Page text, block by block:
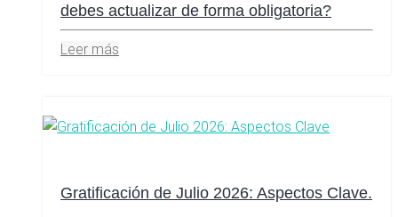
debes actualizar de forma obligatoria?
Leer más
Gratificación de Julio 2026: Aspectos Clave.